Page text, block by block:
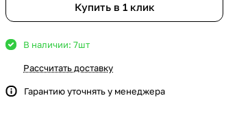
Купить в 1 клик
В наличии: 7шт
Рассчитать доставку
Гарантию уточнять у менеджера